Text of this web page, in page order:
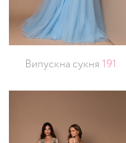
Випускна сукня 191